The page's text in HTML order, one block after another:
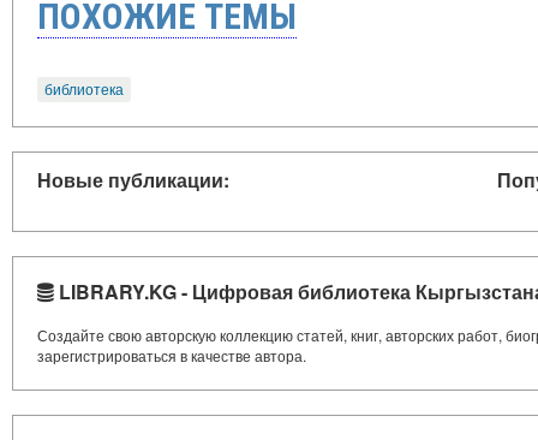
ПОХОЖИЕ ТЕМЫ
библиотека
Новые публикации:
LIBRARY.KG - Цифровая библиотека
Создайте свою авторскую коллекцию статей, книг, авторских работ,
зарегистрироваться в качестве автора.